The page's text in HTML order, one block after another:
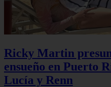
Ricky Martin
ensueño en Puerto
Lucía y Renn